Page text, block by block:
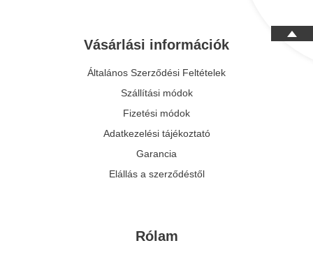
Vásárlási információk
Általános Szerződési Feltételek
Szállítási módok
Fizetési módok
Adatkezelési tájékoztató
Garancia
Elállás a szerződéstől
Rólam